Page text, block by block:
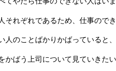
それぞれであるため、仕事ので
人のことばかりかばっていると
かばう上司について見ていきたい